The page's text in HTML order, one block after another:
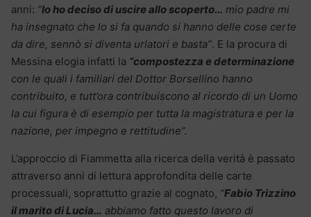
anni: “Io ho deciso di uscire allo scoperto… mio padre mi
ha insegnato che lo si fa quando si hanno delle cose certe
da dire, sennò si diventa urlatori e basta”. E la procura di
Messina elogia infatti la “compostezza e determinazione
con le quali i familiari del Dottor Borsellino hanno
contribuito, e tutt’ora contribuiscono al ricordo di un Uomo
la cui figura è di esempio per tutta la magistratura e per la
nazione, per impegno e rettitudine”.
L’approccio di Fiammetta alla ricerca della verità è passato
attraverso anni di lettura approfondita delle carte
processuali, soprattutto grazie al cognato, “Fabio Trizzino
il marito di Lucia… abbiamo fatto questo lavoro di